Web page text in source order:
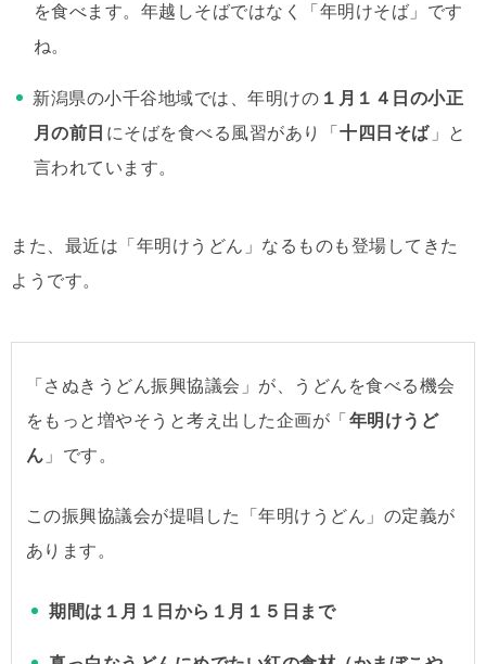
を食べます。年越しそばではなく「年明けそば」です
ね。
新潟県の小千谷地域では、年明けの １月１４日の小正
月の前日 にそばを食べる風習があり「 十四日そば 」と
言われています。
また、最近は「年明けうどん」なるものも登場してきた
ようです。
「さぬきうどん振興協議会」が、うどんを食べる機会
をもっと増やそうと考え出した企画が「 年明けうど
ん 」です。
この振興協議会が提唱した「年明けうどん」の定義が
あります。
期間は１月１日から１月１５日まで